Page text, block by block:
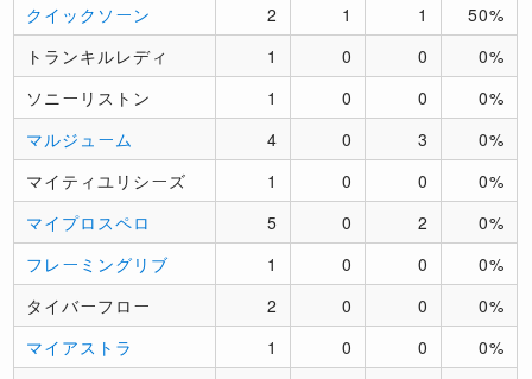
クイックソーン
2 1 1
50%
トランキルレディ
1 0 0
0%
ソニーリストン
1 0 0
0%
マルジューム
4 0 3
0%
マイティユリシーズ
1 0 0
0%
マイプロスペロ
5 0 2
0%
フレーミングリブ
1 0 0
0%
タイバーフロー
2 0 0
0%
マイアストラ
1 0 0
0%